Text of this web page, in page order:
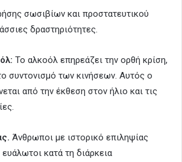
σωσιβίων και προστατευτικού
δραστηριότητες.
Το αλκοόλ επηρεάζει την ορθή κρίση,
συντονισμό των κινήσεων. Αυτός ο
από την έκθεση στον ήλιο και τις
Άνθρωποι με ιστορικό επιληψίας
ευάλωτοι κατά τη διάρκεια